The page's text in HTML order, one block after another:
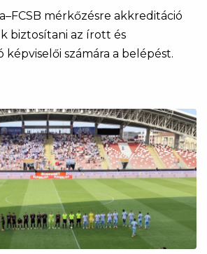
mérkőzésre akkreditáció
biztosítani az írott és
számára a belépést.